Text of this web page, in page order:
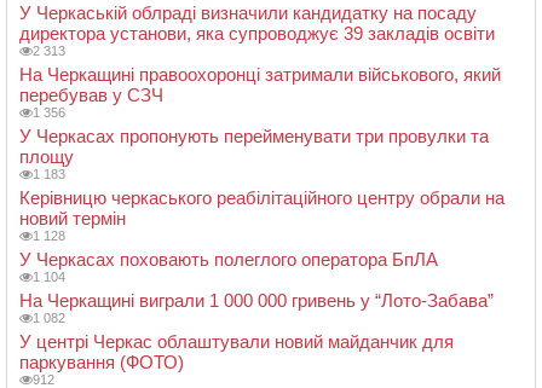
У Черкаській облраді визначили кандидатку на посаду
директора установи, яка супроводжує 39 закладів освіти
2 313
На Черкащині правоохоронці затримали військового, який
перебував у СЗЧ
1 356
У Черкасах пропонують перейменувати три провулки та
площу
1 183
Керівницю черкаського реабілітаційного центру обрали на
новий термін
1 128
У Черкасах поховають полеглого оператора БпЛА
1 104
На Черкащині виграли 1 000 000 гривень у “Лото-Забава”
1 082
У центрі Черкас облаштували новий майданчик для
паркування (ФОТО)
912